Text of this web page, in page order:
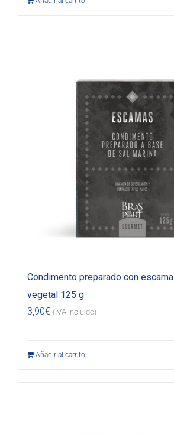
Condimento preparado con
vegetal 125 g
3,90€ (IVA incluido)
Añadir al carrito